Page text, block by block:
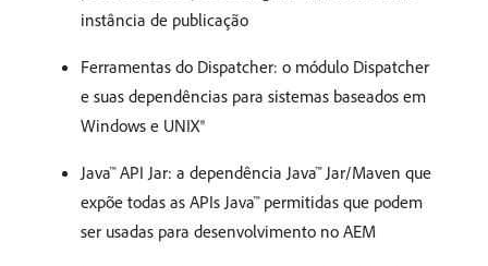
instância de publicação
Ferramentas do Dispatcher: o módulo Dispatcher
e suas dependências para sistemas baseados em
Windows e UNIX®
Java™ API Jar: a dependência Java™ Jar/Maven que
expõe todas as APIs Java™ permitidas que podem
ser usadas para desenvolvimento no AEM